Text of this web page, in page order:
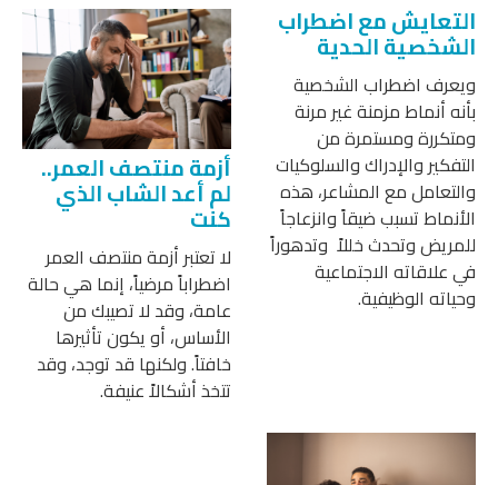
التعايش مع اضطراب
الشخصية الحدية
ويعرف اضطراب الشخصية
بأنه أنماط مزمنة غير مرنة
ومتكررة ومستمرة من
التفكير والإدراك والسلوكيات
والتعامل مع المشاعر، هذه
الأنماط تسبب ضيقاً وانزعاجاً
للمريض وتحدث خللاً وتدهوراً
في علاقاته الاجتماعية
وحياته الوظيفية.
أزمة منتصف العمر..
لم أعد الشاب الذي
كنت
لا تعتبر أزمة منتصف العمر
اضطراباً مرضياً، إنما هي حالة
عامة، وقد لا تصيبك من
الأساس، أو يكون تأثيرها
خافتاً. ولكنها قد توجد، وقد
تتخذ أشكالاً عنيفة.